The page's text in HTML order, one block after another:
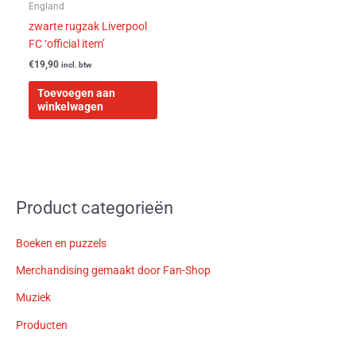
England
zwarte rugzak Liverpool
FC ‘official item’
€19,90 incl. btw
Toevoegen aan
winkelwagen
Product categorieën
Boeken en puzzels
Merchandising gemaakt door Fan-Shop
Muziek
Producten